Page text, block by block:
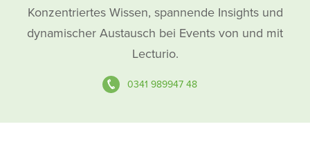
Konzentriertes Wissen, spannende Insights und
dynamischer Austausch bei Events von und mit
Lecturio.
0341 989947 48